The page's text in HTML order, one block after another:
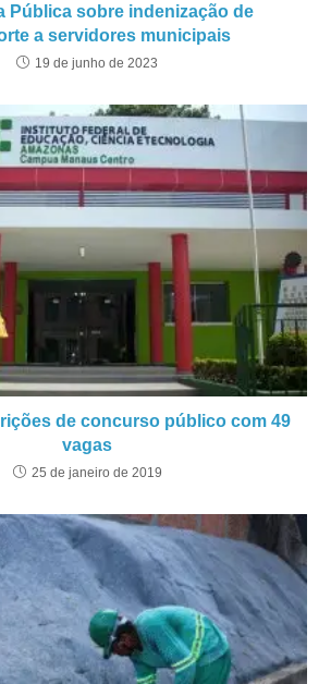
Pública sobre indenização de
a servidores municipais
19 de junho de 2023
de concurso público com 49
vagas
25 de janeiro de 2019